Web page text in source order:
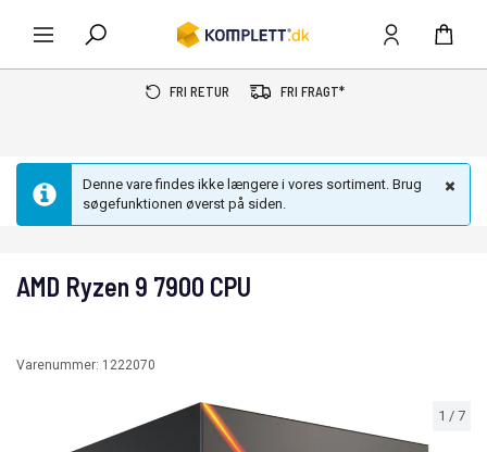
FRI RETUR FRI FRAGT*
Denne vare findes ikke længere i vores sortiment. Brug
søgefunktionen øverst på siden.
1 / 7
AMD Ryzen 9 7900 CPU
Varenummer: 1222070